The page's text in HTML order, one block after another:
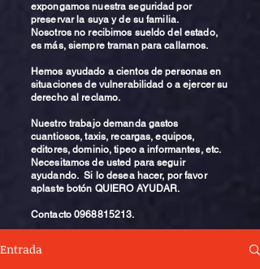
expongamos nuestra seguridad por
preservar la suya y de su familia.
Nosotros no recibimos sueldo del estado,
es más, siempre traman para callarnos.
Hemos ayudado a cientos de personas en
situaciones de vulnerabilidad o a ejercer su
derecho al reclamo.
Nuestro trabajo demanda gastos
cuantiosos, taxis, recargas, equipos,
editores, dominio, tipeo a informantes, etc.
Necesitamos de usted para seguir
ayudando. Si lo desea hacer, por favor
aplaste botón QUIERO AYUDAR.
Contacto0968815213.
Entrada